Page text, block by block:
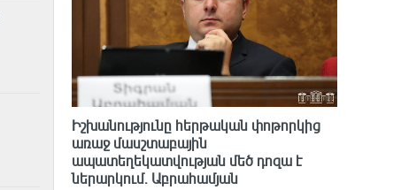
Իշխանությունը հերթական փոթորկից
առաջ մասշտաբային
ապատեղեկատվության մեծ դnզա է
ներարկում․ Աբրահամյան